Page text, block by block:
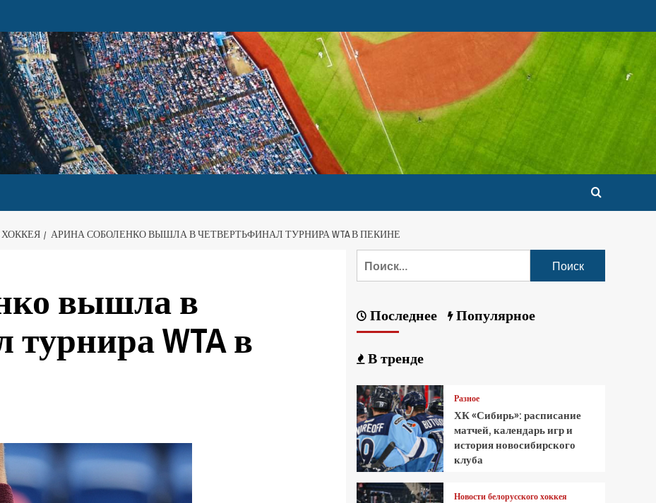
АРИНА СОБОЛЕНКО ВЫШЛА В ЧЕТВЕРТЬФИНАЛ ТУРНИРА WTA В ПЕКИНЕ
вышла в
турнира WTA в
Последнее Популярное
В тренде
Разное
ХК «Сибирь»: расписание
матчей, календарь игр и
история новосибирского
клуба
Новости белорусского хоккея